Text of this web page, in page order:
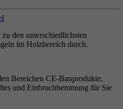
den unterschiedlichsten
im Holzbereich durch.
Bereichen CE-Bauprodukte,
und Einbruchhemmung für Sie